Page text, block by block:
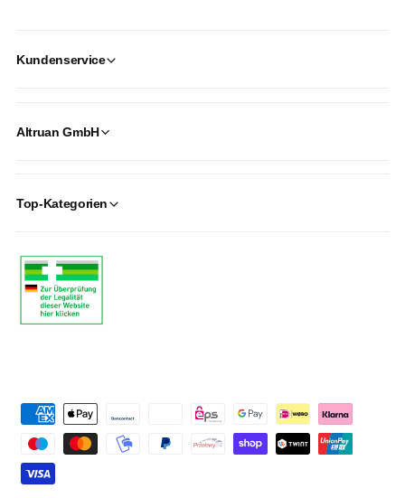
Kundenservice
Altruan GmbH
Top-Kategorien
m